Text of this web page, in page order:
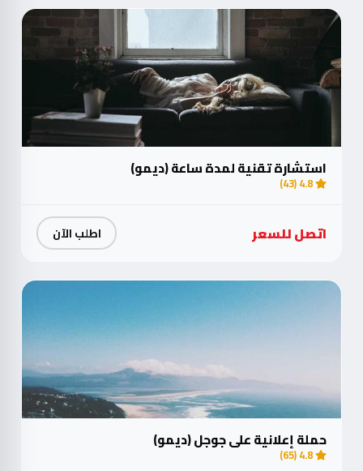
استشارة تقنية لمدة ساعة (ديمو)
4.8 (43)
اتصل للسعر اطلب الآن
حملة إعلانية على جوجل (ديمو)
4.8 (65)